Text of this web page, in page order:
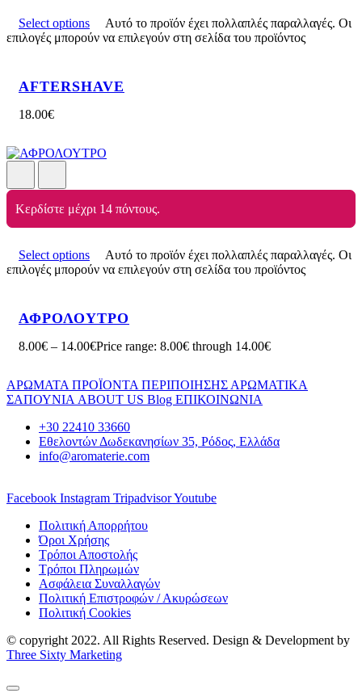
Select options
Αυτό το προϊόν έχει πολλαπλές παραλλαγές. Οι
επιλογές μπορούν να επιλεγούν στη σελίδα του προϊόντος
AFTERSHAVE
18.00€
Κερδίστε μέχρι 14 πόντους.
Select options
Αυτό το προϊόν έχει πολλαπλές παραλλαγές. Οι
επιλογές μπορούν να επιλεγούν στη σελίδα του προϊόντος
ΑΦΡΟΛΟΥΤΡΟ
8.00€ – 14.00€Price range: 8.00€ through 14.00€
ΑΡΩΜΑΤΑ ΠΡΟΪΟΝΤΑ ΠΕΡΙΠΟΙΗΣΗΣ ΑΡΩΜΑΤΙΚΑ
ΣΑΠΟΥΝΙΑ ABOUT US Blog ΕΠΙΚΟΙΝΩΝΙΑ
+30 22410 33660
Εθελοντών Δωδεκανησίων 35, Ρόδος, Ελλάδα
info@aromaterie.com
Facebook Instagram TripadvisorYoutube
Πολιτική Απορρήτου
Όροι Χρήσης
Τρόποι Αποστολής
Τρόποι Πληρωμών
Ασφάλεια Συναλλαγών
Πολιτική Επιστροφών / Ακυρώσεων
Πολιτική Cookies
© copyright 2022. All Rights Reserved. Design & Development by
Three Sixty Marketing